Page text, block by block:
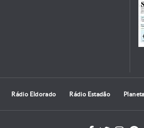
Rádio Eldorado Rádio Estadão